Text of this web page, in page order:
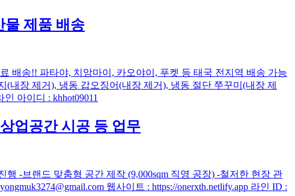
물 제품 배송
배송!! 파타야, 치앙마이, 카오야이, 푸켓 등 태국 전지역 배송 가능
내장 제거), 냉동 갑오징어(내장 제거), 냉동 절단 쭈꾸미(내장 제
아이디 : khhot09011
업공간 시공 등 업무
-브랜드 맞춤형 공간 제작 (9,000sqm 직영 공장) -철저한 현장 관
웹사이트 : https://onerxth.netlify.app 라인 ID :